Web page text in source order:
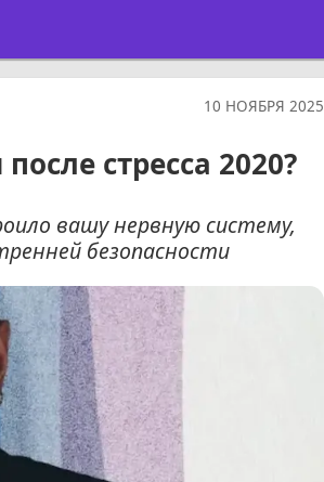
10 НОЯБРЯ 2025
стресса 2020?
вашу нервную систему,
безопасности